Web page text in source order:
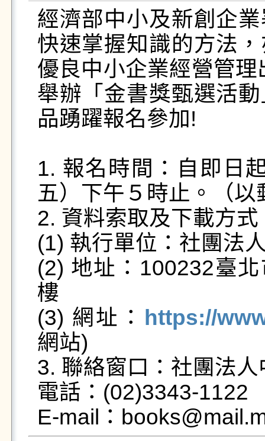
經濟部中小及新創企
快速掌握知識的方法
優良中小企業經營管
舉辦「金書獎甄選活
品踴躍報名參加!
1. 報名時間：自即日
五）下午５時止。（以
2. 資料索取及下載方式
(1) 執行單位：社團法
(2) 地址：100232臺
樓
(3) 網址：
https://
網站)
3. 聯絡窗口：社團法
電話：(02)3343-1122
E-mail：